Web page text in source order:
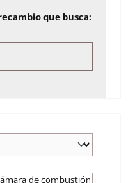
que busca: